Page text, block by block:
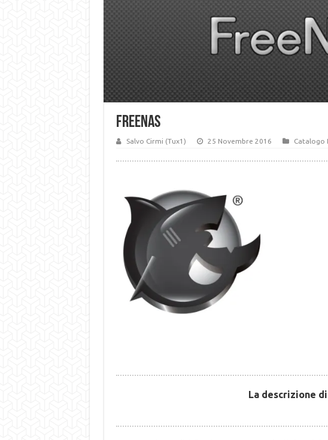
FreeNAS
Salvo Cirmi (Tux1) 25 Novembre 2016 Catalogo
La descrizione